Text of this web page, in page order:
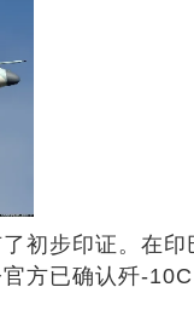
初步印证。在
方已确认歼-